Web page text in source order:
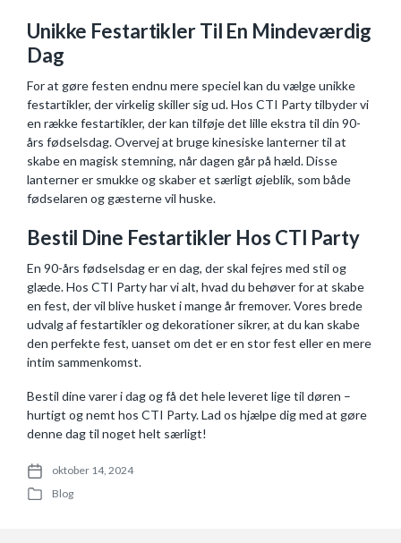
Unikke Festartikler Til En Mindeværdig
Dag
For at gøre festen endnu mere speciel kan du vælge unikke
festartikler, der virkelig skiller sig ud. Hos CTI Party tilbyder vi
en række festartikler, der kan tilføje det lille ekstra til din 90-
års fødselsdag. Overvej at bruge kinesiskelanterner til at
skabe en magisk stemning, når dagen går på hæld. Disse
lanterner er smukke og skaber et særligt øjeblik, som både
fødselaren og gæsterne vil huske.
Bestil Dine Festartikler Hos CTI Party
En 90-års fødselsdag er en dag, der skal fejres med stil og
glæde. Hos CTI Party har vi alt, hvad du behøver for at skabe
en fest, der vil blive husket i mange år fremover. Vores brede
udvalg af festartikler og dekorationer sikrer, at du kan skabe
den perfekte fest, uanset om det er en stor fest eller en mere
intim sammenkomst.
Bestil dine varer i dag og få det hele leveret lige til døren –
hurtigt og nemt hos CTI Party. Lad os hjælpe dig med at gøre
denne dag til noget helt særligt!
P
oktober 14, 2024
P
Blog